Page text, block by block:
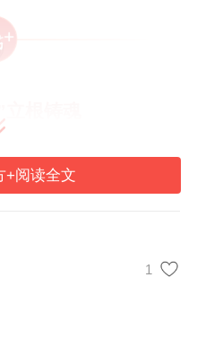
展之舵
跨四大板块、拥有
持“两个一以贯之”，
，在集团、二级企
成“1+12+N”的党建
+阅读全文
1